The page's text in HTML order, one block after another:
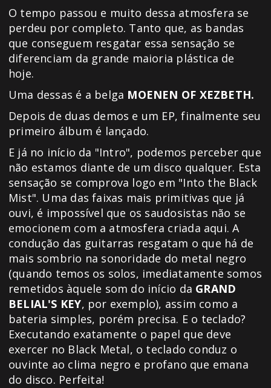
O tempo passou e muito dessa atmosfera se
perdeu por completo. Tanto que, as bandas
que conseguem resgatar essa sensação se
diferenciam da grande maioria plástica de
hoje.
Uma dessas é a belga MOENEN OF XEZBETH.
Depois de duas demos e um EP, finalmente seu
primeiro álbum é lançado.
E já no início da "Intro", podemos perceber que
não estamos diante de um disco qualquer. Esta
sensação se comprova logo em "Into the Black
Mist". Uma das faixas mais primitivas que já
ouvi, é impossível que os saudosistas não se
emocionem com a atmosfera criada aqui. A
condução das guitarras resgatam o que há de
mais sombrio na sonoridade do metal negro
(quando temos os solos, imediatamente somos
remetidos àquele som do início da GRAND
BELIAL'S KEY, por exemplo), assim como a
bateria simples, porém precisa. E o teclado?
Executando exatamente o papel que deve
exercer no Black Metal, o teclado conduz o
ouvinte ao clima negro e profano que emana
do disco. Perfeita!